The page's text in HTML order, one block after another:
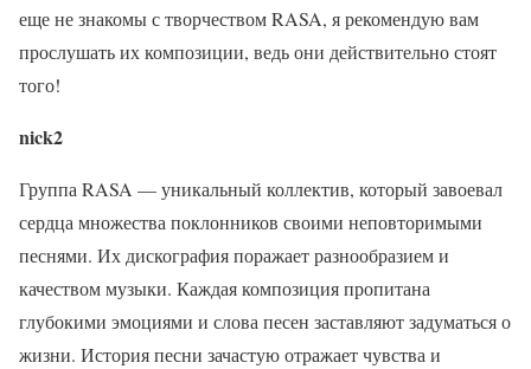
еще не знакомы с творчеством RASA, я рекомендую вам
прослушать их композиции, ведь они действительно стоят
того!
nick2
Группа RASA — уникальный коллектив, который завоевал
сердца множества поклонников своими неповторимыми
песнями. Их дискография поражает разнообразием и
качеством музыки. Каждая композиция пропитана
глубокими эмоциями и слова песен заставляют задуматься о
жизни. История песни зачастую отражает чувства и